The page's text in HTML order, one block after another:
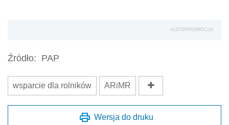
AUTOPROMOCJA
Źródło: PAP
wsparcie dla rolników ARiMR
Wersja do druku